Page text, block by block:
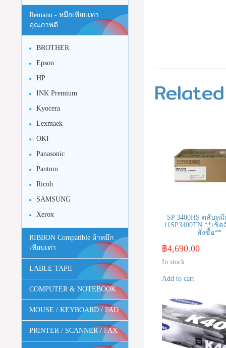
SP 3400HS ตลับหมึ
11SP3400TN **เช็
สั่งซื้อ**
฿4,690.00
In stock
Add to cart
Remanu - หมึกเทียบเท่า
คุณภาพดี
BROTHER
Epson
HP
INK Premium
Kyocera
Lexmaek
OKI
Panasonic
Pantum
Ricoh
SAMSUNG
Xerox
RIBBON Compatible ผ้าหมึก
เทียบเท่า
LABLE TAPE
COMPUTER & NOTEBOOK
MOUSE / KEYBOARD / PAD
PRINTER / SCANNER / FAX